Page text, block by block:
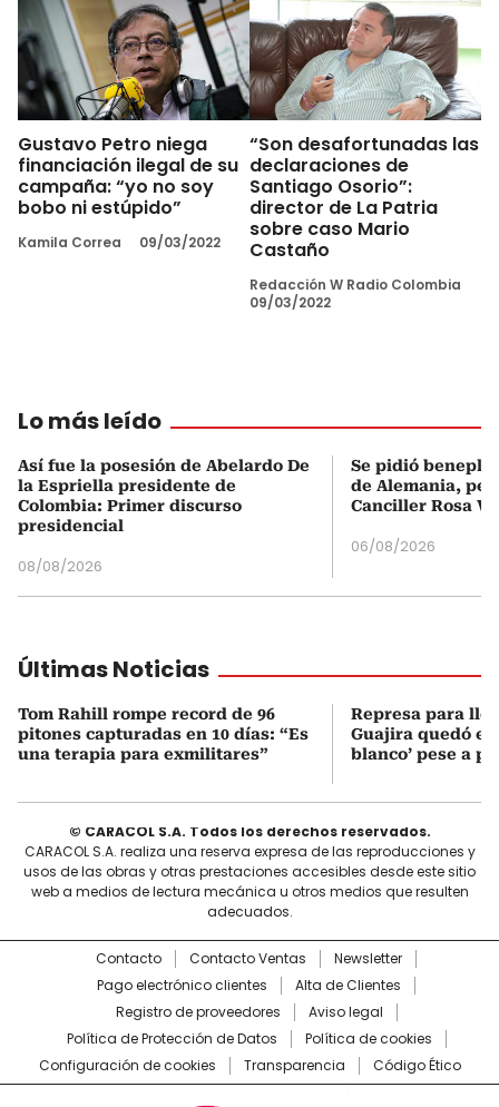
Gustavo Petro niega
financiación ilegal de su
campaña: “yo no soy
bobo ni estúpido”
Kamila Correa 09/03/2022
“Son desafortunadas las
declaraciones de
Santiago Osorio”:
director de La Patria
sobre caso Mario
Castaño
Redacción W Radio Colombia
09/03/2022
Lo más leído
Así fue la posesión de Abelardo De
la Espriella presidente de
Colombia: Primer discurso
presidencial
08/08/2026
Se pidió
de Alemania,
Canciller Rosa
06/08/2026
Últimas Noticias
Tom Rahill rompe record de 96
pitones capturadas en 10 días: “Es
una terapia para exmilitares”
Represa para
Guajira quedó en
blanco’ pese a
© CARACOL S.A. Todos los derechos reservados.
CARACOL S.A. realiza una reserva expresa de las reproducciones y
usos de las obras y otras prestaciones accesibles desde este sitio
web a medios de lectura mecánica u otros medios que resulten
adecuados.
Contacto Contacto Ventas
Newsletter
Pago electrónico clientes
Alta de Clientes
Registro de proveedores
Aviso legal
Política de Protección de Datos
Política de cookies
Configuración de cookies
Transparencia Código Ético